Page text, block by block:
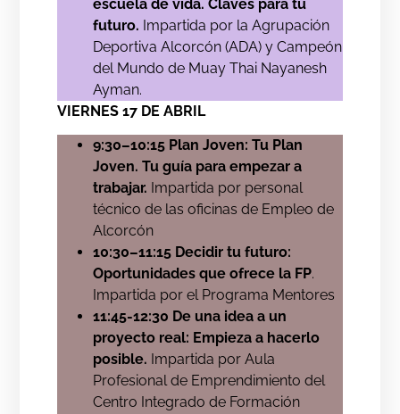
escuela de vida. Claves para tu
futuro. Impartida por la Agrupación
Deportiva Alcorcón (ADA) y Campeón
del Mundo de Muay Thai Nayanesh
Ayman.
VIERNES 17 DE ABRIL
9:30–10:15 Plan Joven: Tu Plan
Joven. Tu guía para empezar a
trabajar. Impartida por personal
técnico de las oficinas de Empleo de
Alcorcón
10:30–11:15 Decidir tu futuro:
Oportunidades que ofrece la FP.
Impartida por el Programa Mentores
11:45-12:30 De una idea a un
proyecto real: Empieza a hacerlo
posible. Impartida por Aula
Profesional de Emprendimiento del
Centro Integrado de Formación